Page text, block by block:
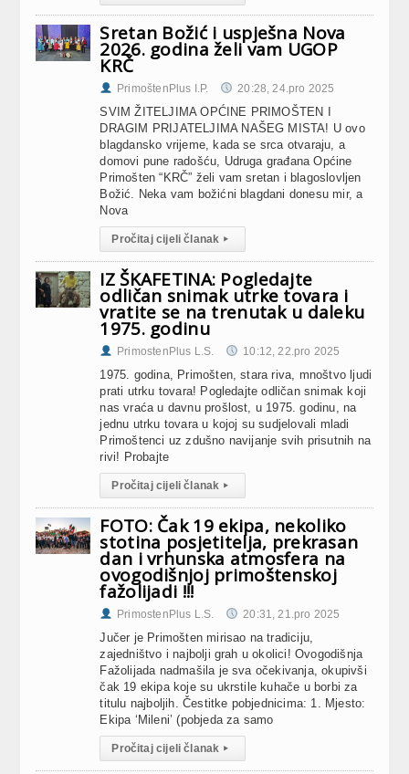
Sretan Božić i uspješna Nova
2026. godina želi vam UGOP
KRČ
PrimoštenPlus I.P. 20:28, 24.pro 2025
SVIM ŽITELJIMA OPĆINE PRIMOŠTEN I
DRAGIM PRIJATELJIMA NAŠEG MISTA! U ovo
blagdansko vrijeme, kada se srca otvaraju, a
domovi pune radošću, Udruga građana Općine
Primošten “KRČ” želi vam sretan i blagoslovljen
Božić. Neka vam božićni blagdani donesu mir, a
Nova
Pročitaj cijeli članak ▸
IZ ŠKAFETINA: Pogledajte
odličan snimak utrke tovara i
vratite se na trenutak u daleku
1975. godinu
PrimostenPlus L.S. 10:12, 22.pro 2025
1975. godina, Primošten, stara riva, mnoštvo ljudi
prati utrku tovara! Pogledajte odličan snimak koji
nas vraća u davnu prošlost, u 1975. godinu, na
jednu utrku tovara u kojoj su sudjelovali mladi
Primoštenci uz zdušno navijanje svih prisutnih na
rivi! Probajte
Pročitaj cijeli članak ▸
FOTO: Čak 19 ekipa, nekoliko
stotina posjetitelja, prekrasan
dan i vrhunska atmosfera na
ovogodišnjoj primoštenskoj
fažolijadi !!!
PrimostenPlus L.S. 20:31, 21.pro 2025
Jučer je Primošten mirisao na tradiciju,
zajedništvo i najbolji grah u okolici! Ovogodišnja
Fažolijada nadmašila je sva očekivanja, okupivši
čak 19 ekipa koje su ukrstile kuhače u borbi za
titulu najboljih. Čestitke pobjednicima: 1. Mjesto:
Ekipa ‘Mileni’ (pobjeda za samo
Pročitaj cijeli članak ▸